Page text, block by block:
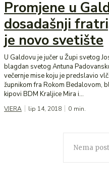
Promjene u
dosadašnji
je novo svetište
U Galdovu je jučer u Župi svetog
blagdan svetog Antuna
večernje mise koju je predslavio
župnikom fra Rokom Bedalovom,
kipovi BDM Kraljice Mira i...
VJERA lip 14, 2018 0 min.
Nema